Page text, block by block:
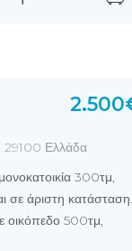
Ελλάδα
300τμ,
σε άριστη κατάσταση.
οικόπεδο 500τμ,